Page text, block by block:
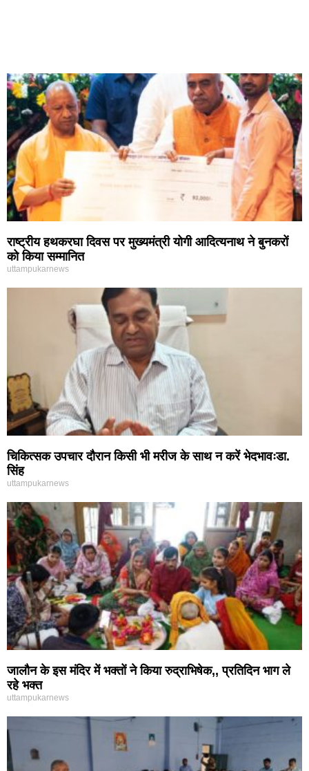
राष्ट्रीय हथकरघा दिवस पर मुख्यमंत्री योगी आदित्यनाथ ने बुनकरों
को किया सम्मानित
uttampukarnews
चिकित्सक उपचार दौरान किसी भी मरीज के साथ न करें भेदभावःडा.
सिंह
uttampukarnews
जालौन के इस मंदिर में भक्तों ने किया रुद्राभिषेक,, प्रतिदिन भाग ले
रहे भक्त
uttampukarnews